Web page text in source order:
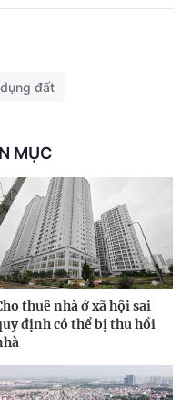
đất
MỤC
thuê nhà ở xã hội sai
định có thể bị thu hồi